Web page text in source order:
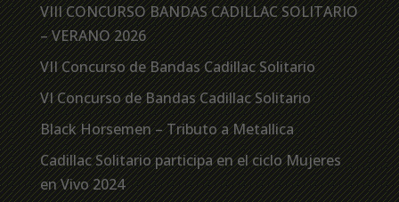
VIII CONCURSO BANDAS CADILLAC SOLITARIO
– VERANO 2026
VII Concurso de Bandas Cadillac Solitario
VI Concurso de Bandas Cadillac Solitario
Black Horsemen – Tributo a Metallica
Cadillac Solitario participa en el ciclo Mujeres
en Vivo 2024